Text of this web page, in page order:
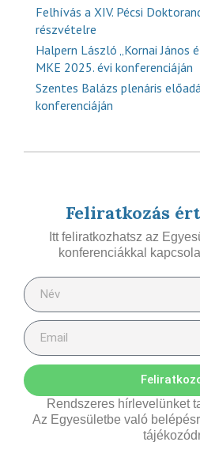
Felhívás a XIV. Pécsi
részvételre
Halpern László „Kornai János
MKE 2025. évi konferenciáján
Szentes Balázs plenáris
konferenciáján
Feliratkozás
Itt feliratkozhatsz az
konferenciákkal
Rendszeres hírlevelünket
Az Egyesületbe való